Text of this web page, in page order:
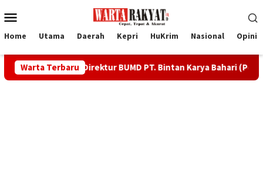
ke
Mobile
Home Utama Daerah Kepri HuKrim Nasional Opini
Warta Terbaru
dan Direktur BUMD PT. Bintan Karya Bahari (Perseroda)